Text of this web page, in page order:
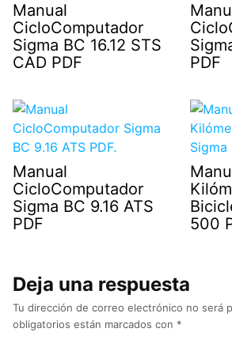
Manual
CicloComputador
Sigma BC 16.12 STS
CAD PDF
PDF
Manual
CicloComputador
Sigma BC 9.16 ATS
PDF
500
Deja una respuesta
Tu dirección de correo electrónico no será
obligatorios están marcados con *